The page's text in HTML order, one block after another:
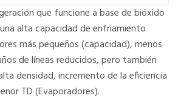
que funcione a base de bióxido
alta capacidad de enfriamiento
más pequeños (capacidad), menos
de líneas reducidos, pero también
densidad, incremento de la eficiencia
TD (Evaporadores).